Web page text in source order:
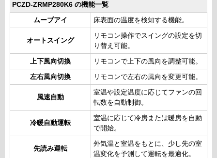
PCZD-ZRMP280K6 の機能一覧
ムーブアイ 床表面の温度を検知する機能。
オートスイング
リモコン操作でスイングの設定を切
り替え可能。
上下風向切換 リモコンで上下の風向を調整可能。
左右風向切換 リモコンで左右の風向を変更可能。
風速自動
室温や設定温度に応じてファンの回
転数を自動制御。
冷暖自動運転
室温に応じて冷房または暖房を自動
で開始。
先読み運転
外気温と室温をもとに、少し先の室
温変化を予測して運転を最適化。